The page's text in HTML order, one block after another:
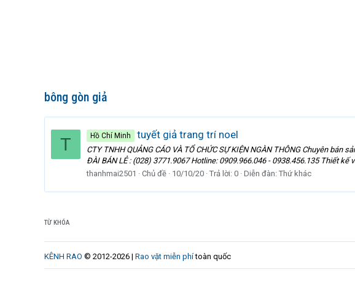
bông gòn giả
T Hồ Chí Minh tuyết giả trang trí noel
CTY TNHH QUẢNG CÁO VÀ TỔ CHỨC SỰ KIỆN NGÀN THÔNG Chuyên
ĐÀI BÁN LẺ : (028) 3771.9067 Hotline: 0909.966.046 - 0938.456.135 Thiết kế
thanhmai2501
Chủ đề 10/10/20 Trả lời: 0 Diễn đàn: Thứ khác
TỪ KHÓA
KÊNH RAO © 2012-2026 | Rao vặt miễn phítoàn quốc